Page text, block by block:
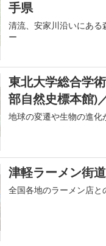
手県
清流、安家川沿いにある
ー
東北大学総合学
部自然史標本館)
地球の変遷や生物の進化
津軽ラーメン街
全国各地のラーメン店と